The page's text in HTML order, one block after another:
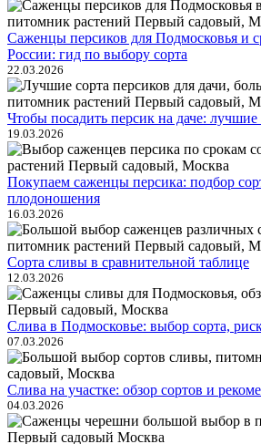
Саженцы персиков для Подмосковья и
России: гид по выбору сорта
22.03.2026
Чтобы посадить персик на даче: лучшие
19.03.2026
Покупаем саженцы персика: подбор
плодоношения
16.03.2026
Сорта сливы в сравнительной таблице
12.03.2026
Слива в Подмосковье: выбор сорта,
07.03.2026
Слива на участке: обзор сортов и
04.03.2026